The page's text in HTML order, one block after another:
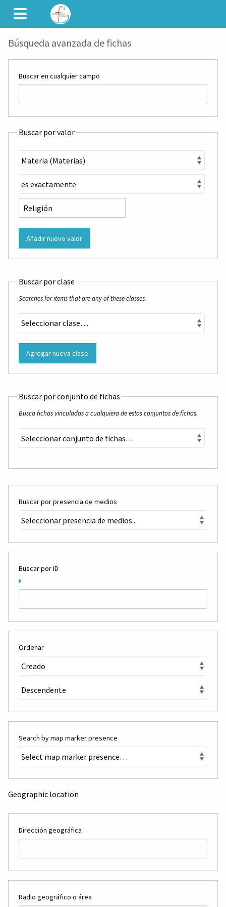
CAMINET
Búsqueda avanzada de fichas
Buscar en cualquier campo
Buscar por valor
Añadir nuevo valor
Buscar por clase
Searches for items that are any of these classes.
Agregar nueva clase
Buscar por conjunto de fichas
Busca fichas vinculadas a cualquiera de estos conjuntos de fichas.
Buscar por presencia de medios
Buscar por ID
Ordenar
Search by map marker presence
Geographic location
Dirección geográfica
Radio geográfico o área